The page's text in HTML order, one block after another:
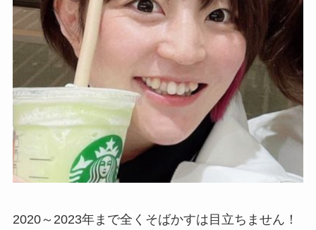
2020～2023年まで全くそばかすは目立ちません！